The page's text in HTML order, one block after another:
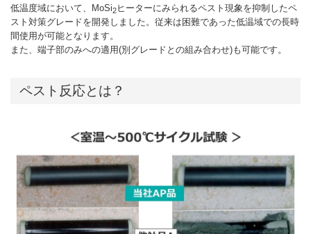
低温度域において、MoSi2ヒーターにみられるペスト現象を抑制したペ
スト対策グレードを開発しました。従来は困難であった低温域での長時
間使用が可能となります。
また、端子部のみへの適用(別グレードとの組み合わせ)も可能です。
ペスト反応とは？